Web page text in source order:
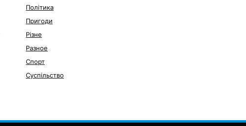
Політика
Пригоди
Різне
Разное
Спорт
Суспільство